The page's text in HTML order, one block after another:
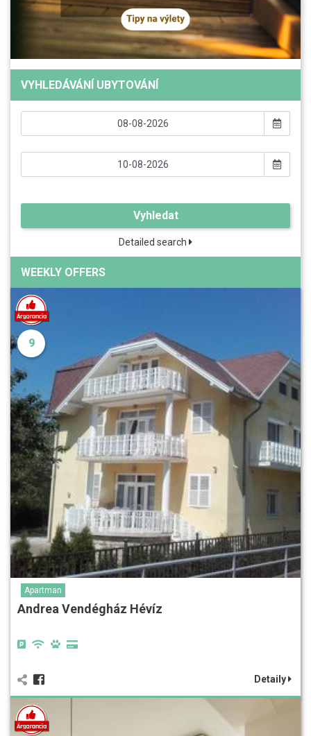
VYHLEDÁVÁNÍ UBYTOVÁNÍ
Vyhledat
Detailed search
WEEKLY OFFERS
9
Apartman
Andrea Vendégház Hévíz
Detaily